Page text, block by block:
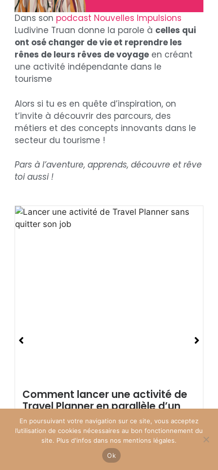
Dans son podcast Nouvelles Impulsions
Ludivine Truan donne la parole à celles qui
ont osé changer de vie et reprendre les
rênes de leurs rêves de voyage en créant
une activité indépendante dans le
tourisme
Alors si tu es en quête d’inspiration, on
t’invite à découvrir des parcours, des
métiers et des concepts innovants dans le
secteur du tourisme !
Pars à l’aventure, apprends, découvre et rêve
toi aussi !
Comment lancer une activité de
Travel Planner en parallèle d’un
autre emploi ?
Tu te demandes s'il est possible de devenir Travel
En poursuivant votre navigation sur ce site, vous acceptez
l’utilisation de cookies nécessaires au bon fonctionnement du
site. Plus d'infos dans nos mentions légales.
Ok